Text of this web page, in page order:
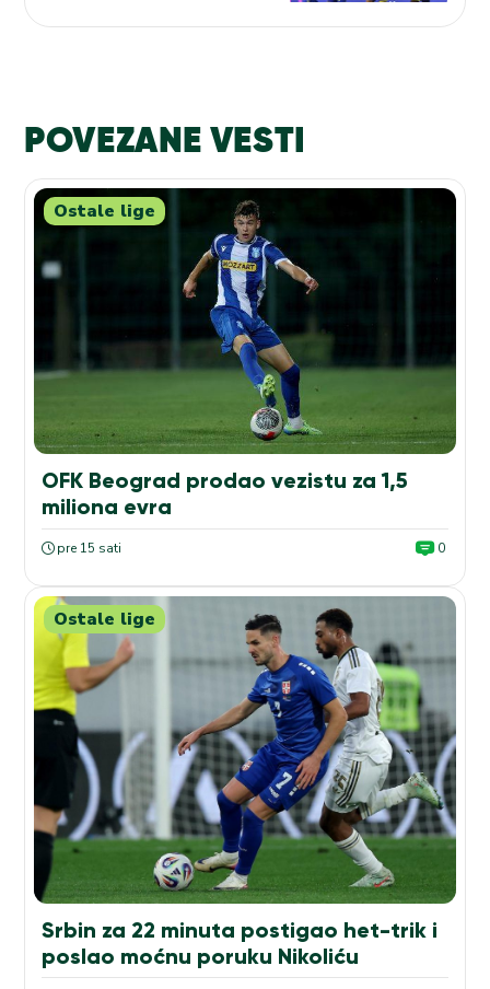
POVEZANE VESTI
Ostale lige
OFK Beograd prodao vezistu za 1,5
miliona evra
pre 15 sati 0
Ostale lige
Srbin za 22 minuta postigao het-trik i
poslao moćnu poruku Nikoliću